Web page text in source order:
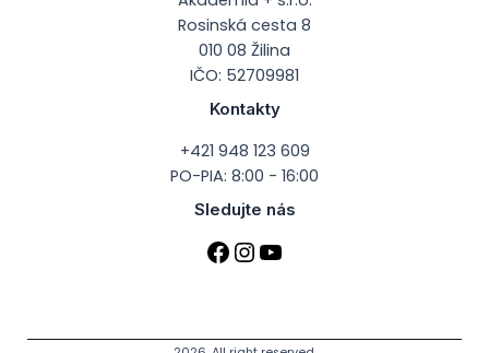
Rosinská cesta 8
010 08 Žilina
IČO: 52709981
Kontakty
+421 948 123 609
PO-PIA: 8:00 - 16:00
Sledujte nás